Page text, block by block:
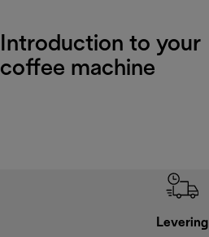
Introduction to your
coffee machine
Levering